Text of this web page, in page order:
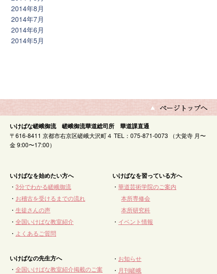
2014年8月
2014年7月
2014年6月
2014年5月
いけばな嵯峨御流 嵯峨御流華道総司所 華道課直通
〒616-8411 京都市右京区嵯峨大沢町４ TEL：075-871-0073 （大覚寺 月〜
金 9:00〜17:00）
いけばなを始めたい方へ
・ 3分でわかる嵯峨御流
・ お稽古を受けるまでの流れ
・ 生徒さんの声
・ 全国いけばな教室紹介
・ よくあるご質問
いけばなを習っている方へ
・華道芸術学院のご案内
本所専修会
本所研究科
・ イベント情報
いけばなの先生方へ
・ 全国いけばな教室紹介掲載のご案
・ お知らせ
・ 月刊嵯峨